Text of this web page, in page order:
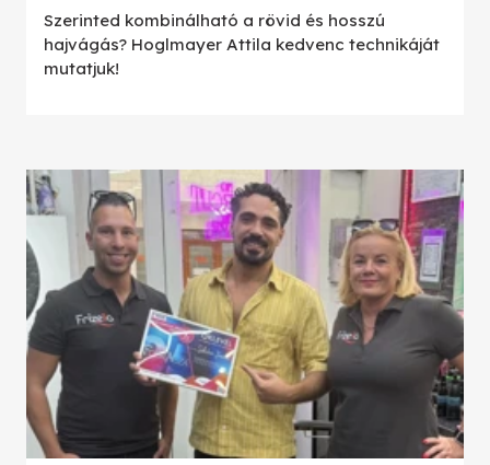
Szerinted kombinálható a rövid és hosszú
hajvágás? Hoglmayer Attila kedvenc technikáját
mutatjuk!